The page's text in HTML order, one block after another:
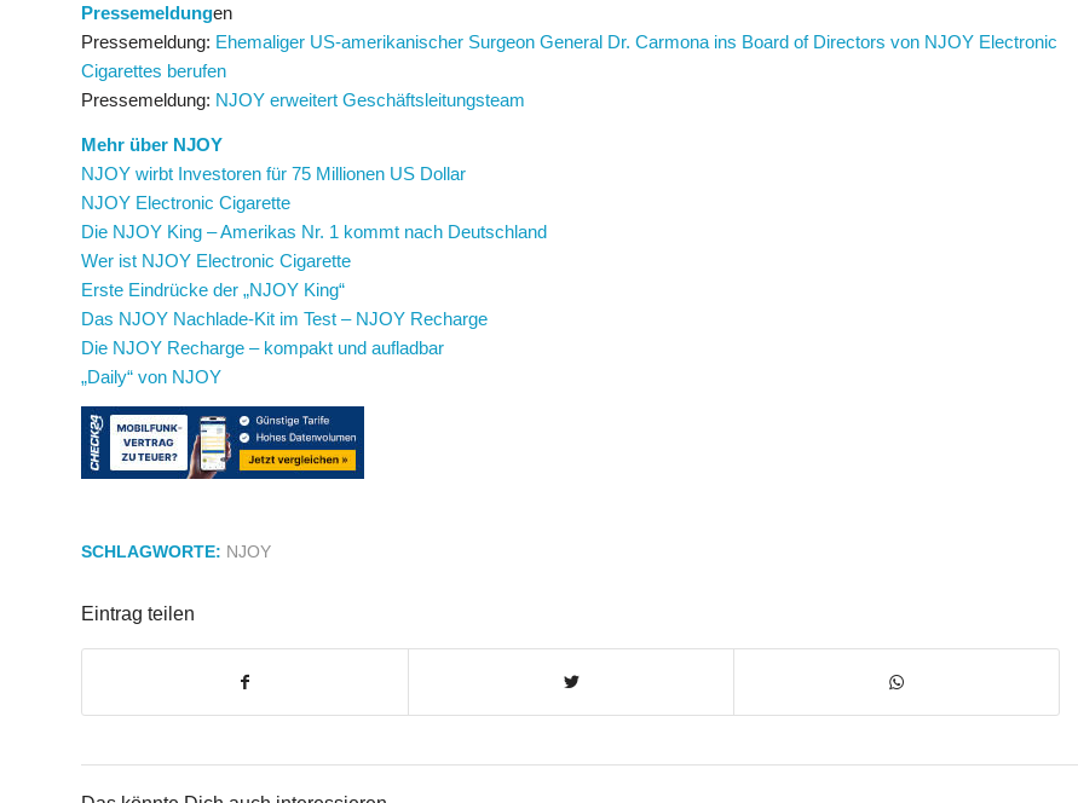
Pressemeldungen
Pressemeldung: Ehemaliger US-amerikanischer Surgeon General Dr. Carmona ins Board of Directors von NJOY Electronic
Cigarettes berufen
Pressemeldung: NJOY erweitert Geschäftsleitungsteam
Mehr über NJOY
NJOY wirbt Investoren für 75 Millionen US Dollar
NJOY Electronic Cigarette
Die NJOY King – Amerikas Nr. 1 kommt nach Deutschland
Wer ist NJOY Electronic Cigarette
Erste Eindrücke der „NJOY King“
Das NJOY Nachlade-Kit im Test – NJOY Recharge
Die NJOY Recharge – kompakt und aufladbar
„Daily“ von NJOY
SCHLAGWORTE: NJOY
Eintrag teilen